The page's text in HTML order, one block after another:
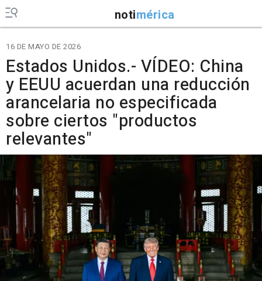
notimérica
16 DE MAYO DE 2026
Estados Unidos.- VÍDEO: China
y EEUU acuerdan una reducción
arancelaria no especificada
sobre ciertos "productos
relevantes"